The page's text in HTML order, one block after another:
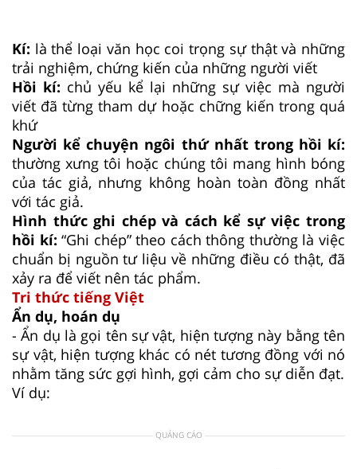
Kí: là thể loại văn học coi trọng sự thật và những
trải nghiệm, chứng kiến của những người viết
Hồi kí: chủ yếu kể lại những sự việc mà người
viết đã từng tham dự hoặc chững kiến trong quá
khứ
Người kể chuyện ngôi thứ nhất trong hồi kí:
thường xưng tôi hoặc chúng tôi mang hình bóng
của tác giả, nhưng không hoàn toàn đồng nhất
với tác giả.
Hình thức ghi chép và cách kể sự việc trong
hồi kí: “Ghi chép” theo cách thông thường là việc
chuẩn bị nguồn tư liệu về những điều có thật, đã
xảy ra để viết nên tác phẩm.
Tri thức tiếng Việt
Ẩn dụ, hoán dụ
- Ẩn dụ là gọi tên sự vật, hiện tượng này bằng tên
sự vật, hiện tượng khác có nét tương đồng với nó
nhằm tăng sức gợi hình, gợi cảm cho sự diễn đạt.
Ví dụ:
QUẢNG CÁO